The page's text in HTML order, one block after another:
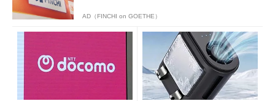
AD（FINCHI on GOETHE）